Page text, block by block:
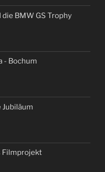
die BMW GS Trophy
- Bochum
Jubiläum
Filmprojekt